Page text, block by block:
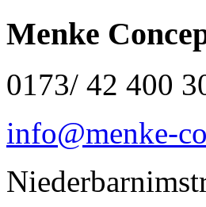
Menke
0173/ 42 400
info@menke-